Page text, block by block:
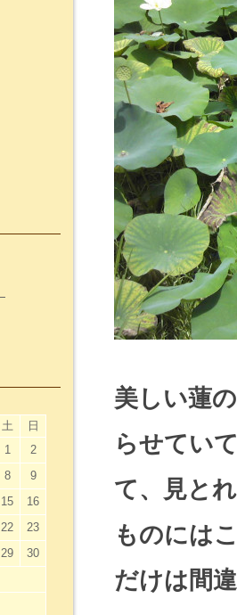
土 日
1
2
8
9
15
16
22
23
29
30
美しい蓮
らせてい
て、見と
ものには
だけは間